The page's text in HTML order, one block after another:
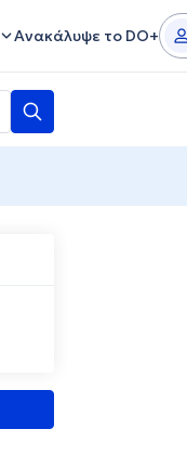
Ανακάλυψε το DO+